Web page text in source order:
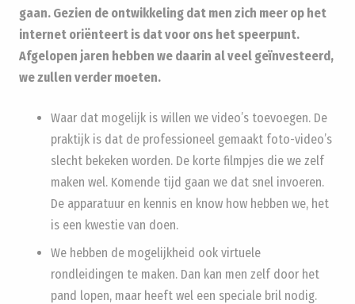
gaan. Gezien de ontwikkeling dat men zich meer op het
internet oriënteert is dat voor ons het speerpunt.
Afgelopen jaren hebben we daarin al veel geïnvesteerd,
we zullen verder moeten.
Waar dat mogelijk is willen we video’s toevoegen. De
praktijk is dat de professioneel gemaakt foto-video’s
slecht bekeken worden. De korte filmpjes die we zelf
maken wel. Komende tijd gaan we dat snel invoeren.
De apparatuur en kennis en know how hebben we, het
is een kwestie van doen.
We hebben de mogelijkheid ook virtuele
rondleidingen te maken. Dan kan men zelf door het
pand lopen, maar heeft wel een speciale bril nodig.